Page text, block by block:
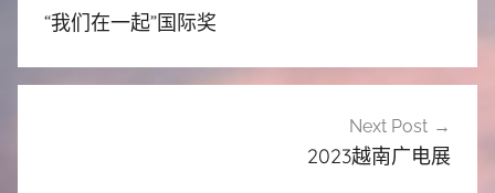
章
航
“我们在一起”国际奖
Next Post
2023越南广电展